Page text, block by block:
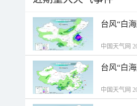
台风“白
中国天气网
台风“白
中国天气网